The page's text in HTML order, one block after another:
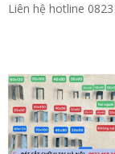
Liên hệ hotline